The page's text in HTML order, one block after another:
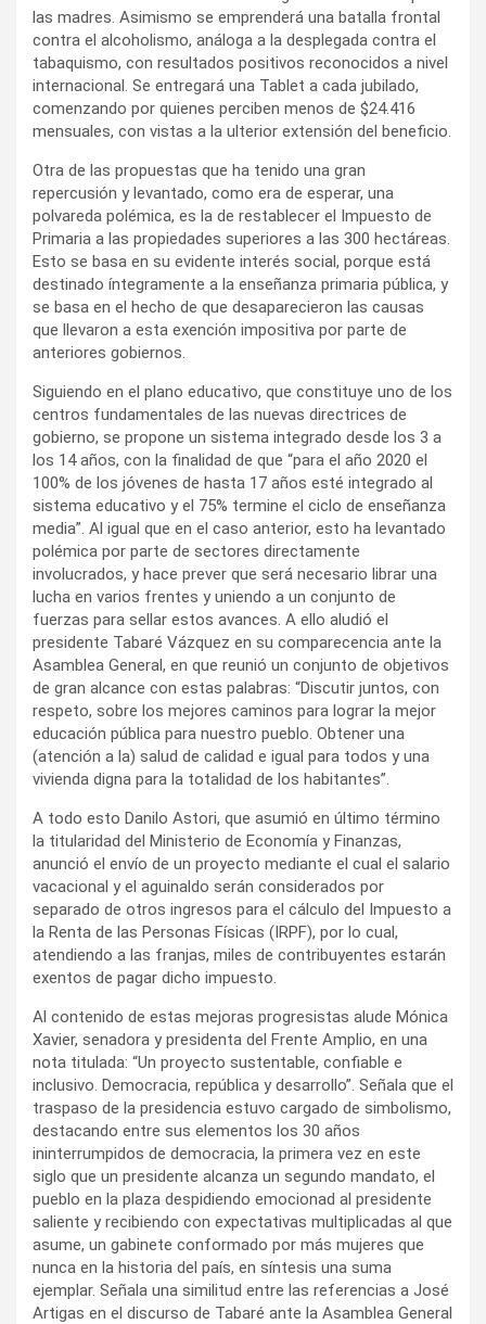
las madres. Asimismo se emprenderá una batalla frontal
contra el alcoholismo, análoga a la desplegada contra el
tabaquismo, con resultados positivos reconocidos a nivel
internacional. Se entregará una Tablet a cada jubilado,
comenzando por quienes perciben menos de $24.416
mensuales, con vistas a la ulterior extensión del beneficio.
Otra de las propuestas que ha tenido una gran
repercusión y levantado, como era de esperar, una
polvareda polémica, es la de restablecer el Impuesto de
Primaria a las propiedades superiores a las 300 hectáreas.
Esto se basa en su evidente interés social, porque está
destinado íntegramente a la enseñanza primaria pública, y
se basa en el hecho de que desaparecieron las causas
que llevaron a esta exención impositiva por parte de
anteriores gobiernos.
Siguiendo en el plano educativo, que constituye uno de los
centros fundamentales de las nuevas directrices de
gobierno, se propone un sistema integrado desde los 3 a
los 14 años, con la finalidad de que “para el año 2020 el
100% de los jóvenes de hasta 17 años esté integrado al
sistema educativo y el 75% termine el ciclo de enseñanza
media”. Al igual que en el caso anterior, esto ha levantado
polémica por parte de sectores directamente
involucrados, y hace prever que será necesario librar una
lucha en varios frentes y uniendo a un conjunto de
fuerzas para sellar estos avances. A ello aludió el
presidente Tabaré Vázquez en su comparecencia ante la
Asamblea General, en que reunió un conjunto de objetivos
de gran alcance con estas palabras: “Discutir juntos, con
respeto, sobre los mejores caminos para lograr la mejor
educación pública para nuestro pueblo. Obtener una
(atención a la) salud de calidad e igual para todos y una
vivienda digna para la totalidad de los habitantes”.
A todo esto Danilo Astori, que asumió en último término
la titularidad del Ministerio de Economía y Finanzas,
anunció el envío de un proyecto mediante el cual el salario
vacacional y el aguinaldo serán considerados por
separado de otros ingresos para el cálculo del Impuesto a
la Renta de las Personas Físicas (IRPF), por lo cual,
atendiendo a las franjas, miles de contribuyentes estarán
exentos de pagar dicho impuesto.
Al contenido de estas mejoras progresistas alude Mónica
Xavier, senadora y presidenta del Frente Amplio, en una
nota titulada: “Un proyecto sustentable, confiable e
inclusivo. Democracia, república y desarrollo”. Señala que el
traspaso de la presidencia estuvo cargado de simbolismo,
destacando entre sus elementos los 30 años
ininterrumpidos de democracia, la primera vez en este
siglo que un presidente alcanza un segundo mandato, el
pueblo en la plaza despidiendo emocionad al presidente
saliente y recibiendo con expectativas multiplicadas al que
asume, un gabinete conformado por más mujeres que
nunca en la historia del país, en síntesis una suma
ejemplar. Señala una similitud entre las referencias a José
Artigas en el discurso de Tabaré ante la Asamblea General